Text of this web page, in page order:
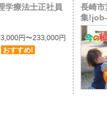
学療法士正社員
円〜233,000円
おすすめ!
長崎市
集